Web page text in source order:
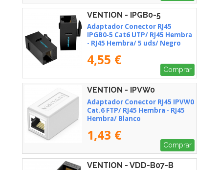
VENTION - IPGB0-5
Adaptador Conector RJ45
IPGB0-5 Cat6 UTP/ RJ45 Hembra
- RJ45 Hembra/ 5 uds/ Negro
4,55 €
Comprar
VENTION - IPVW0
Adaptador Conector RJ45 IPVW0
Cat.6 FTP/ RJ45 Hembra - RJ45
Hembra/ Blanco
1,43 €
Comprar
VENTION - VDD-B07-B